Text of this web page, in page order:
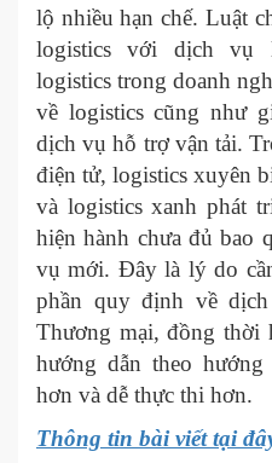
lộ nhiều hạn chế. Luật
logistics với dịch vụ
logistics trong doanh
về logistics cũng như
dịch vụ hỗ trợ vận tải.
điện tử, logistics xuyên
và logistics xanh phát
hiện hành chưa đủ bao
vụ mới. Đây là lý do
phần quy định về
Thương mại, đồng thời
hướng dẫn theo
hơn và dễ thực thi hơn.
Thông tin bài viết tại